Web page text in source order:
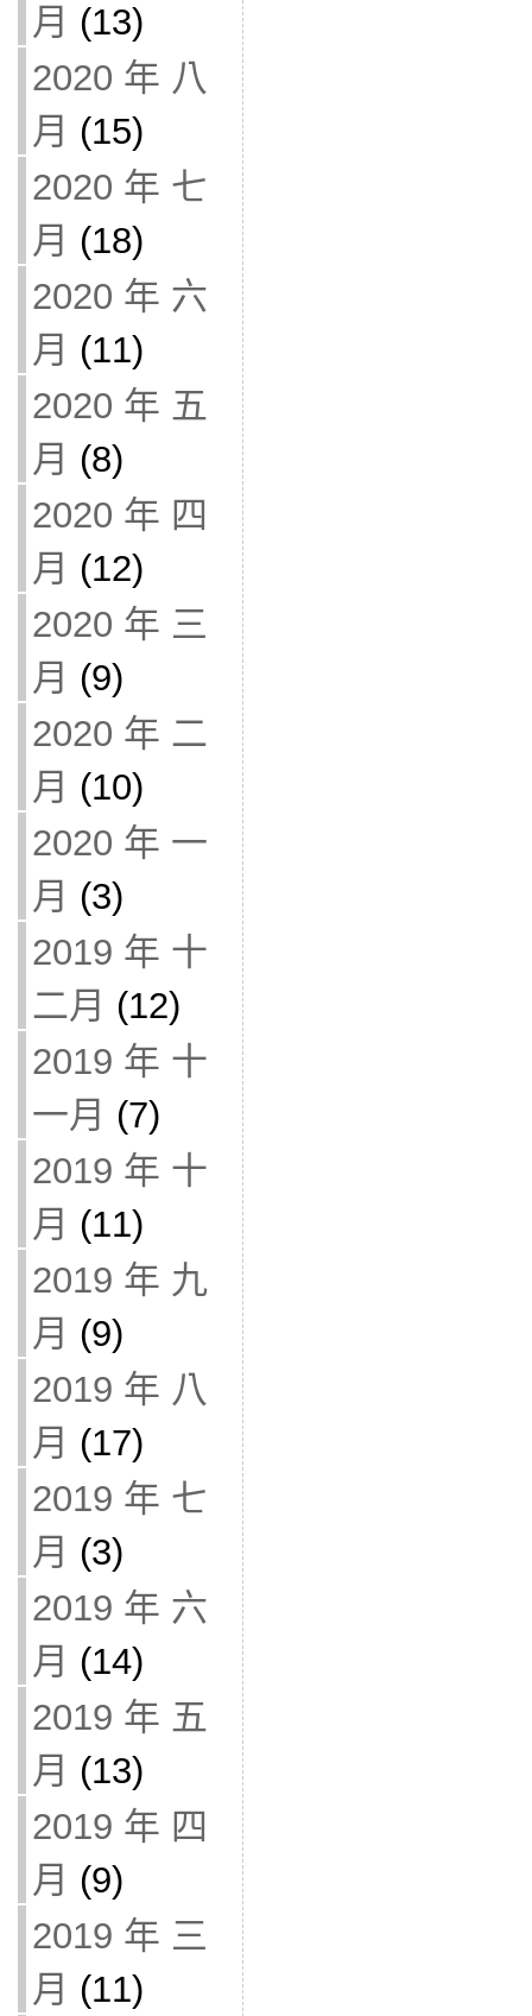
月 (13)
2020 年 八
月 (15)
2020 年 七
月 (18)
2020 年 六
月 (11)
2020 年 五
月 (8)
2020 年 四
月 (12)
2020 年 三
月 (9)
2020 年 二
月 (10)
2020 年 一
月 (3)
2019 年 十
二月 (12)
2019 年 十
一月 (7)
2019 年 十
月 (11)
2019 年 九
月 (9)
2019 年 八
月 (17)
2019 年 七
月 (3)
2019 年 六
月 (14)
2019 年 五
月 (13)
2019 年 四
月 (9)
2019 年 三
月 (11)